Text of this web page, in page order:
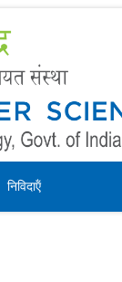
निविदाऍं